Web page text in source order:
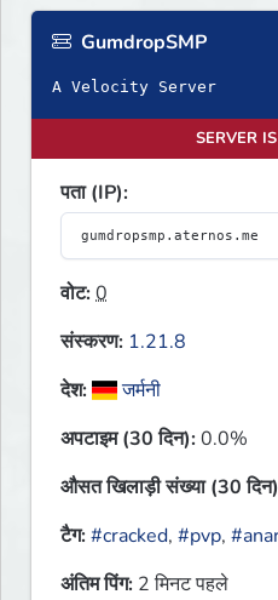
GumdropSMP
A Velocity Server
SERVER
पता (IP):
वोट:0
संस्करण: 1.21.8
देश:
जर्मनी
अपटाइम (30 दिन):0.0%
औसत खिलाड़ी संख्या (30
टैग:#cracked, #pvp,
अंतिम पिंग: 2 मिनट पहले